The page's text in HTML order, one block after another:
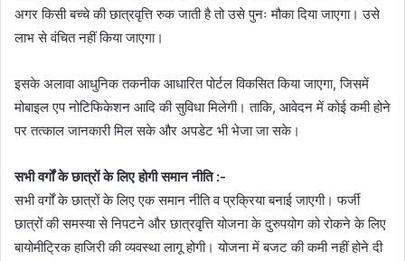
अगर किसी बच्चे की छात्रवृत्ति रुक जाती है तो उसे पुनः मौका दिया जाएगा। उसे
लाभ से वंचित नहीं किया जाएगा।
इसके अलावा आधुनिक तकनीक आधारित पोर्टल विकसित किया जाएगा, जिसमें
मोबाइल एप नोटिफिकेशन आदि की सुविधा मिलेगी। ताकि, आवेदन में कोई कमी होने
पर तत्काल जानकारी मिल सके और अपडेट भी भेजा जा सके।
सभी वर्गों के छात्रों के लिए होगी समान नीति :-
सभी वर्गों के छात्रों के लिए एक समान नीति व प्रक्रिया बनाई जाएगी। फर्जी
छात्रों की समस्या से निपटने और छात्रवृत्ति योजना के दुरुपयोग को रोकने के लिए
बायोमीट्रिक हाजिरी की व्यवस्था लागू होगी। योजना में बजट की कमी नहीं होने दी